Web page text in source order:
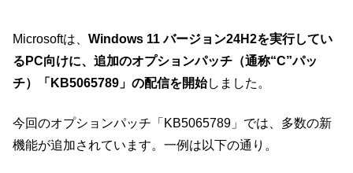
Microsoftは、 Windows 11 バージョン24H2を実行してい
るPC向けに、追加のオプションパッチ（通称“C”パッ
チ）「KB5065789」の配信を開始しました。
今回のオプションパッチ「KB5065789」では、多数の新
機能が追加されています。一例は以下の通り。